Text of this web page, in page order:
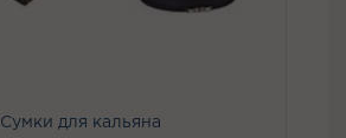
Сумки для кальяна